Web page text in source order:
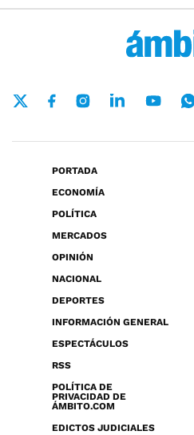
PORTADA
ECONOMÍA
POLÍTICA
MERCADOS
OPINIÓN
NACIONAL
DEPORTES
INFORMACIÓN GENERAL
ESPECTÁCULOS
RSS
POLÍTICA DE
PRIVACIDAD DE
ÁMBITO.COM
EDICTOS JUDICIALES